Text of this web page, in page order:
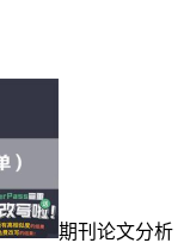
期刊论文分析